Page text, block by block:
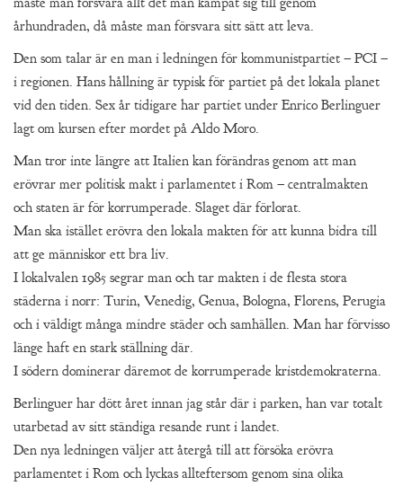
århundraden, då måste man försvara sitt sätt att leva.
Den som talar är en man i ledningen för kommunistpartiet – PCI –
i regionen. Hans hållning är typisk för partiet på det lokala planet
vid den tiden. Sex år tidigare har partiet under Enrico Berlinguer
lagt om kursen efter mordet på Aldo Moro.
Man tror inte längre att Italien kan förändras genom att man
erövrar mer politisk makt i parlamentet i Rom – centralmakten
och staten är för korrumperade. Slaget där förlorat.
Man ska istället erövra den lokala makten för att kunna bidra till
att ge människor ett bra liv.
I lokalvalen 1985 segrar man och tar makten i de flesta stora
städerna i norr: Turin, Venedig, Genua, Bologna, Florens, Perugia
och i väldigt många mindre städer och samhällen. Man har förvisso
länge haft en stark ställning där.
I södern dominerar däremot de korrumperade kristdemokraterna.
Berlinguer har dött året innan jag står där i parken, han var totalt
utarbetad av sitt ständiga resande runt i landet.
Den nya ledningen väljer att återgå till att försöka erövra
parlamentet i Rom och lyckas allteftersom genom sina olika